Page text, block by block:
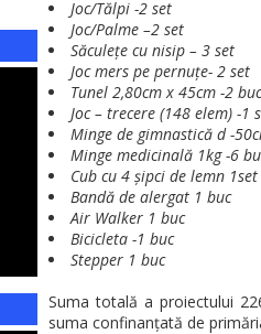
Joc/Tălpi -2 set
Joc/Palme –2 set
Săculețe cu nisip – 3 set
Joc mers pe pernuțe- 2 set
Tunel 2,80cm x 45cm -2 buc
Joc – trecere (148 elem) -1
Minge de gimnastică d -
Minge medicinală 1kg -6
Cub cu 4 șipci de lemn 1set
Bandă de alergat 1 buc
Air Walker 1 buc
Bicicleta -1 buc
Stepper 1 buc
Suma totală a proiectului
suma confinanțată de